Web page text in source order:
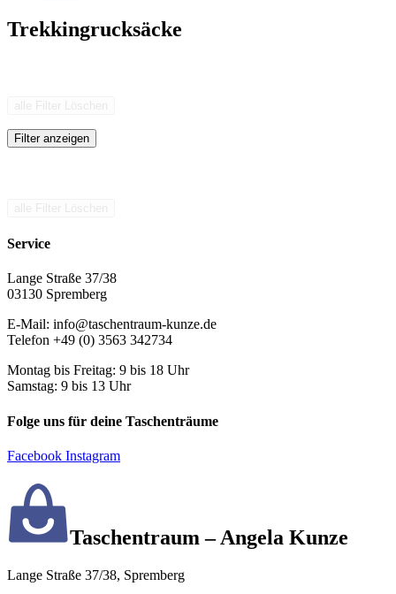
Trekkingrucksäcke
Filter anzeigen
Service
Lange Straße 37/38
03130 Spremberg
E-Mail: info@taschentraum-kunze.de
Telefon +49 (0) 3563 342734
Montag bis Freitag: 9 bis 18 Uhr
Samstag: 9 bis 13 Uhr
Folge uns für deine Taschenträume
Facebook Instagram
Taschentraum – Angela Kunze
Lange Straße 37/38, Spremberg